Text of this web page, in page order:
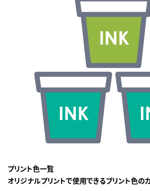
プリント色一覧
オリジナルプリントで使用できるプリント色の